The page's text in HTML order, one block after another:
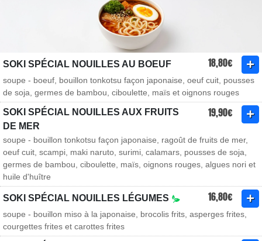
SOKI SPÉCIAL NOUILLES AU BOEUF 18,80€
soupe - boeuf, bouillon tonkotsu façon japonaise, oeuf cuit, pousses
de soja, germes de bambou, ciboulette, maïs et oignons rouges
SOKI SPÉCIAL NOUILLES AUX FRUITS
DE MER
19,90€
soupe - bouillon tonkotsu façon japonaise, ragoût de fruits de mer,
oeuf cuit, scampi, maki naruto, surimi, calamars, pousses de soja,
germes de bambou, ciboulette, maïs, oignons rouges, algues nori et
huile d'huître
SOKI SPÉCIAL NOUILLES LÉGUMES 16,80€
soupe - bouillon miso à la japonaise, brocolis frits, asperges frites,
courgettes frites et carottes frites